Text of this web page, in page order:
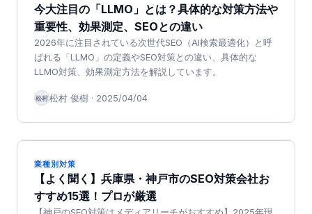
今大注目の「LLMO」とは？具体的な対策方法や
重要性、効果測定、SEOとの違い
2026年に注目されている次世代SEO（AI検索最適化）と呼
ばれる「LLMO」の定義やSEO対策との違い、具体的な
LLMO対策、効果測定方法を解説しています。
松村松村 俊樹 · 2025/04/04
業種別対策
【よく聞く】兵庫県・神戸市のSEO対策会社お
すすめ15選！プロが厳選